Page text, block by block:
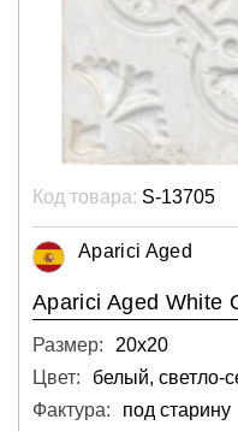
Код товара: S-13705
Aparici Aged
Aparici Aged White
Размер:
20х20
Цвет:
белый, светло-
Фактура:
под старину